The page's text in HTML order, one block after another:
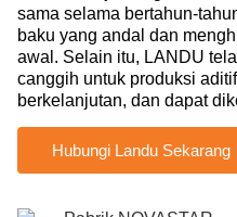
sama selama bertahun-
baku yang andal dan
awal. Selain itu, LANDU
canggih untuk produksi
berkelanjutan, dan dapat
Hubungi Landu Sekarang